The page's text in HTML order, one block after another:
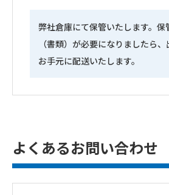
弊社倉庫にて保管いたします。保
（書類）が必要になりましたら
お手元に配送いたします。
よくあるお問い合わせ